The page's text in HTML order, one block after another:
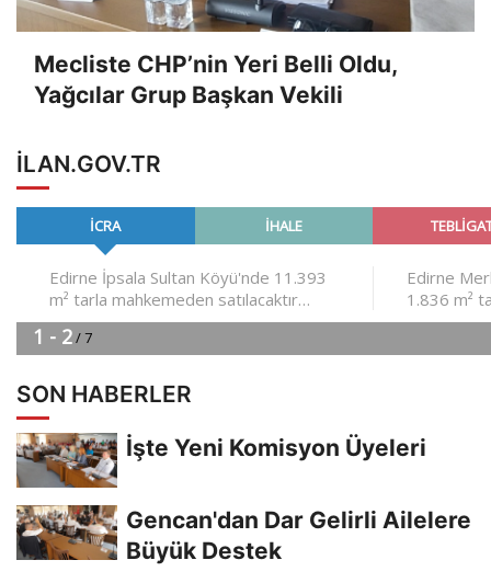
Mecliste CHP’nin Yeri Belli Oldu,
Yağcılar Grup Başkan Vekili
ILAN.GOV.TR
SON HABERLER
İşte Yeni Komisyon Üyeleri
Gencan'dan Dar Gelirli Ailelere
Büyük Destek